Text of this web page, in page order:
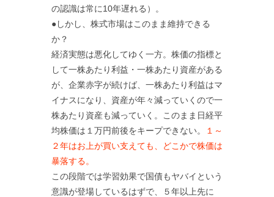
の認識は常に10年遅れる）。
●しかし、株式市場はこのまま維持できる
か？
経済実態は悪化してゆく一方。株価の指標と
して一株あたり利益・一株あたり資産がある
が、企業赤字が続けば、一株あたり利益はマ
イナスになり、資産が年々減っていくので一
株あたり資産も減っていく。このまま日経平
均株価は１万円前後をキープできない。
１～
２年はお上が買い支えても、どこかで株価は
暴落する。
この段階では学習効果で国債もヤバイという
意識が登場しているはずで、５年以上先に